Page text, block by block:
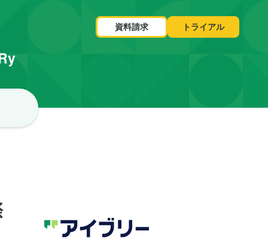
資料請求 トライアル